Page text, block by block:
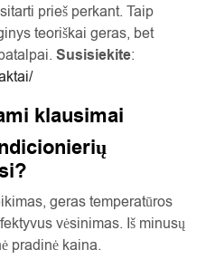
prieš perkant. Taip
teoriškai geras, bet
Susisiekite:
klausimai
geras temperatūros
vėsinimas. Iš minusų
pradinė kaina.